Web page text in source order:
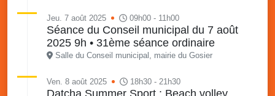
Jeu. 7 août 2025 09h00 - 11h00
Séance du Conseil municipal du 7 août
2025 9h • 31ème séance ordinaire
Salle du Conseil municipal, mairie du Gosier
Ven. 8 août 2025 18h30 - 21h30
Datcha Summer Sport : Beach volley